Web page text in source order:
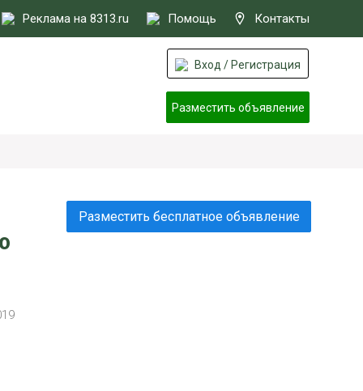
Реклама на 8313.ru Помощь Контакты
Вход / Регистрация
Разместить объявление
Разместить бесплатное объявление